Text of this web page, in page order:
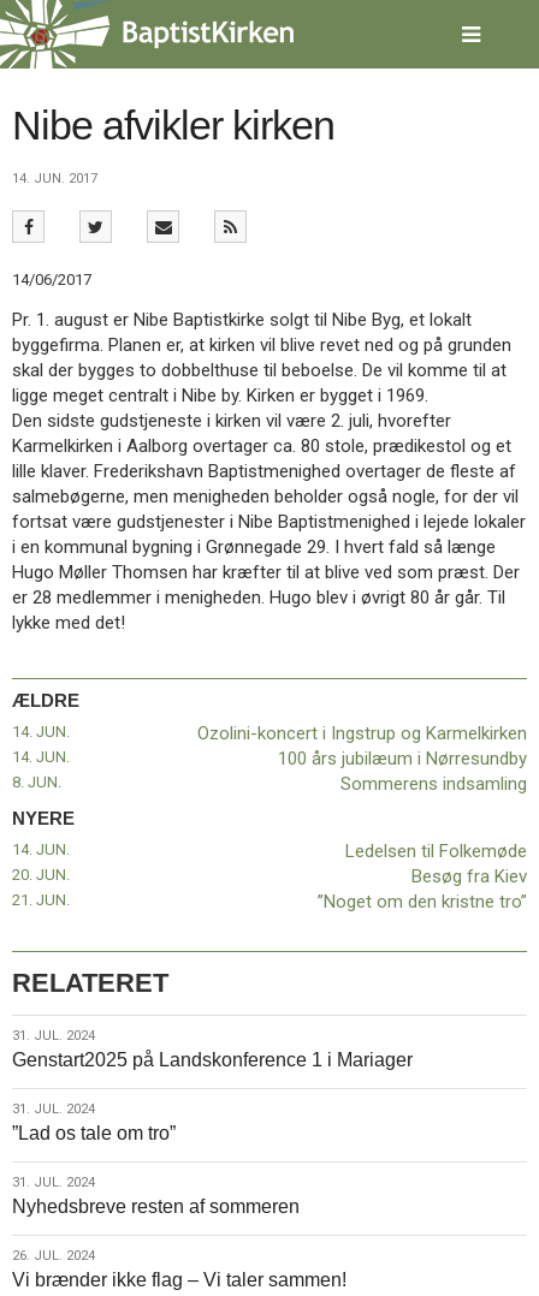
Spring
menu
over
gå
tilbage
forsiden
2.0:
Nyheder
3.0:
Kalender
4.0:
Inspiration
5.0:
Værktøjskassen
6.0:
Mission
7.0:
Om
BaptistKirken
8.0:
Kontakt
9.0:
Forside
10.0:
Nyheder
11.0:
Kalender
12.0:
Inspiration
13.0:
Værktøjskassen
14.0:
Mission
BaptistKirken
16.0:
Kontakt
Næste
indlæg:
Ledelsen
Folkemøde
indlæg:
Ozolini-
Ingstrup
og
Karmelkirken
Nibe afvikler kirken
14. JUN. 2017
14/06/2017
Pr. 1. august er Nibe Baptistkirke solgt til Nibe Byg, et lokalt
byggefirma. Planen er, at kirken vil blive revet ned og på grunden
skal der bygges to dobbelthuse til beboelse. De vil komme til at
ligge meget centralt i Nibe by. Kirken er bygget i 1969.
Den sidste gudstjeneste i kirken vil være 2. juli, hvorefter
Karmelkirken i Aalborg overtager ca. 80 stole, prædikestol og et
lille klaver. Frederikshavn Baptistmenighed overtager de fleste af
salmebøgerne, men menigheden beholder også nogle, for der vil
fortsat være gudstjenester i Nibe Baptistmenighed i lejede lokaler
i en kommunal bygning i Grønnegade 29. I hvert fald så længe
Hugo Møller Thomsen har kræfter til at blive ved som præst. Der
er 28 medlemmer i menigheden. Hugo blev i øvrigt 80 år går. Til
lykke med det!
ÆLDRE
14. JUN. Ozolini-koncert i Ingstrup og Karmelkirken
14. JUN. 100 års jubilæum i Nørresundby
8. JUN. Sommerens indsamling
NYERE
Ledelsen til Folkemøde
14. JUN.
Besøg fra Kiev
20. JUN.
”Noget om den kristne tro”
21. JUN.
RELATERET
31.
jul.
2024
31. JUL. 2024
Genstart2025 på Landskonference 1 i Mariager
31.
jul.
2024
31. JUL. 2024
”Lad os tale om tro”
31.
jul.
2024
31. JUL. 2024
Nyhedsbreve resten af sommeren
26.
jul.
26. JUL. 2024
Vi brænder ikke flag – Vi taler sammen!